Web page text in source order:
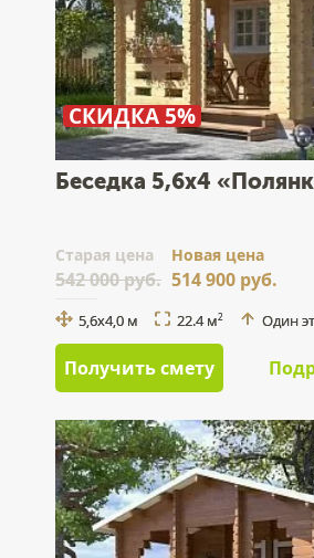
СКИДКА 5%
Беседка 5,6x4
Cтарая цена
542 000 руб.
Новая цена
514 900 руб.
5,6x4,0 м 22.4 м2 Один
Получить смету